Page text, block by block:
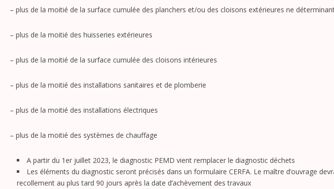
– plus de la moitié de la surface cumulée des planchers et/ou des cloisons extérieures ne
– plus de la moitié des huisseries extérieures
– plus de la moitié de la surface cumulée des cloisons intérieures
– plus de la moitié des installations sanitaires et de plomberie
– plus de la moitié des installations électriques
– plus de la moitié des systèmes de chauffage
A partir du 1er juillet 2023, le diagnostic PEMD vient remplacer le diagnostic déchets
Les éléments du diagnostic seront précisés dans un formulaire CERFA. Le maître d’ouvrage
recollement au plus tard 90 jours après la date d’achèvement des travaux